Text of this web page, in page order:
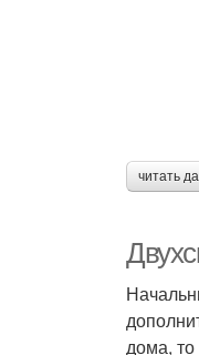
читать
дома,